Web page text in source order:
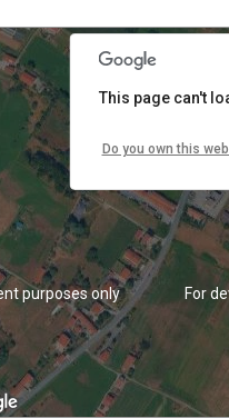
For
purposes only
This page can't
Do you own this